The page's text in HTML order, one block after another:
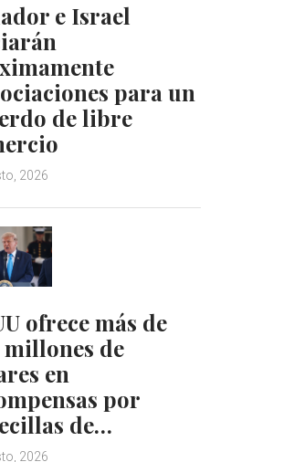
e Israel
para un
de libre
2026
ofrece más de
millones de
en
por
de…
2026